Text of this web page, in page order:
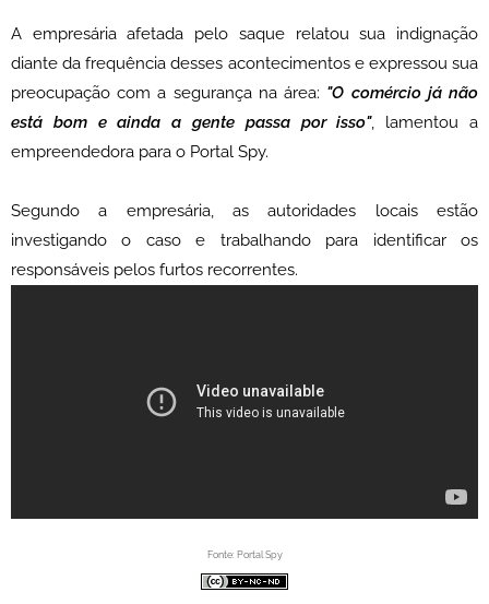
A empresária afetada pelo saque relatou sua indignação
diante da frequência desses acontecimentos e expressou sua
preocupação com a segurança na área: "O comércio já não
está bom e ainda a gente passa por isso", lamentou a
empreendedora para o Portal Spy.
Segundo a empresária, as autoridades locais estão
investigando o caso e trabalhando para identificar os
responsáveis pelos furtos recorrentes.
Fonte: Portal Spy